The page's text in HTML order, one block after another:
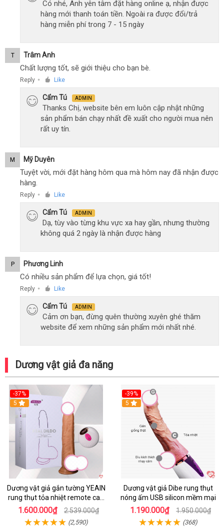
Có nhé, Anh yên tâm đặt hàng online ạ, nhận được
hàng mới thanh toán tiền. Ngoài ra được đổi/trả
hàng miễn phí trong 7 - 15 ngày
T Trâm Anh
Chất lượng tốt, sẽ giới thiệu cho bạn bè.
Reply ● Like
Cẩm Tú ADMIN
Thanks Chị, website bên em luôn cập nhật những
sản phẩm bán chạy nhất đề xuất cho người mua nên
rất uy tín.
M Mỹ Duyên
Tuyệt vời, mới đặt hàng hôm qua mà hôm nay đã nhận được
hàng.
Reply ● Like
Cẩm Tú ADMIN
Dạ, tùy vào từng khu vực xa hay gần, nhưng thường
không quá 2 ngày là nhận được hàng
P Phương Linh
Có nhiều sản phẩm để lựa chọn, giá tốt!
Reply ● Like
Cẩm Tú ADMIN
Cảm ơn bạn, đừng quên thường xuyên ghé thăm
website để xem những sản phẩm mới nhất nhé.
Dương vật giả đa năng
-37%
5
Dương vật giả gắn tường YEAIN
rung thụt tỏa nhiệt remote cao
cấp
1.600.000₫ 2.539.000₫
(2,590)
-39%
5
Dương vật giả Dibe rung thụt
nóng ấm USB silicon mềm mại
1.190.000₫ 1.950.000₫
(368)